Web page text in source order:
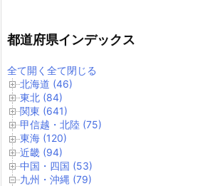
都道府県インデックス
全て開く 全て閉じる
北海道 (46)
東北 (84)
関東 (641)
甲信越・北陸 (75)
東海 (120)
近畿 (94)
中国・四国 (53)
九州・沖縄 (79)